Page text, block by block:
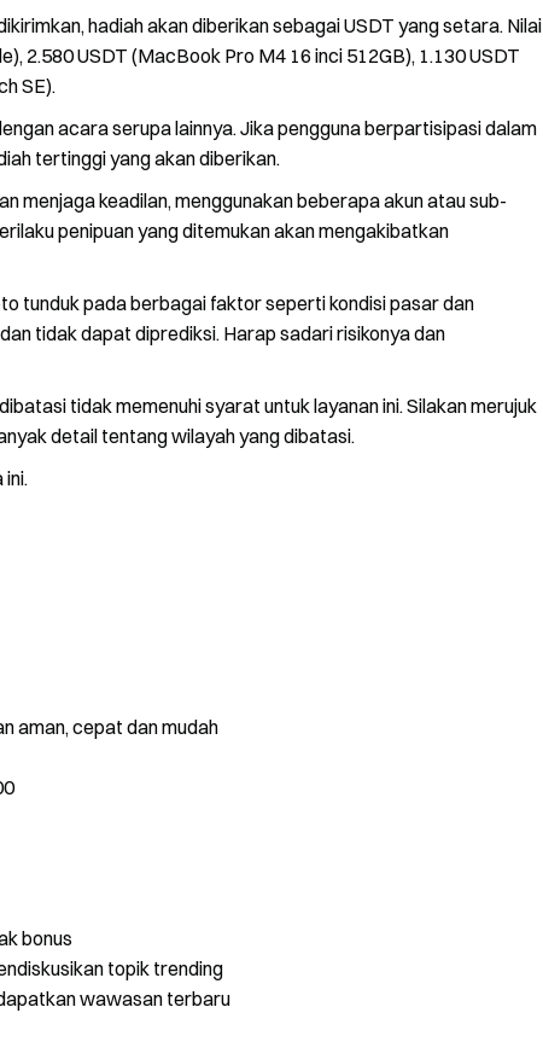
hadiah akan diberikan sebagai USDT yang setara. Nilai
2.580 USDT (MacBook Pro M4 16 inci 512GB), 1.130 USDT
SE).
acara serupa lainnya. Jika pengguna berpartisipasi dalam
tertinggi yang akan diberikan.
menjaga keadilan, menggunakan beberapa akun atau sub-
penipuan yang ditemukan akan mengakibatkan
tunduk pada berbagai faktor seperti kondisi pasar dan
tidak dapat diprediksi. Harap sadari risikonya dan
tidak memenuhi syarat untuk layanan ini. Silakan merujuk
detail tentang wilayah yang dibatasi.
aman, cepat dan mudah
bonus
topik trending
wawasan terbaru